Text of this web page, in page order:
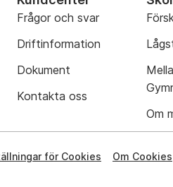
Frågor och svar
Driftinformation
Dokument
Kontakta oss
Om
för Cookies Om Cookies